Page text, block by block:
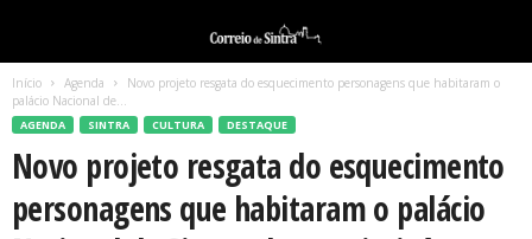
Início Agenda
Novo projeto resgata do esquecimento personagens que habitaram o
palácio Nacional de...
AGENDA SINTRA CULTURA DESTAQUE
Novo projeto resgata do esquecimento
personagens que habitaram o palácio